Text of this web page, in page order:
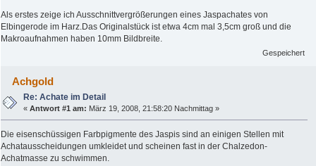
Als erstes zeige ich Ausschnittvergrößerungen eines Jaspachates von
Elbingerode im Harz.Das Originalstück ist etwa 4cm mal 3,5cm groß und die
Makroaufnahmen haben 10mm Bildbreite.
Gespeichert
Achgold
Re: Achate im Detail
«Antwort #1 am: März 19, 2008, 21:58:20 Nachmittag »
Die eisenschüssigen Farbpigmente des Jaspis sind an einigen Stellen mit
Achatausscheidungen umkleidet und scheinen fast in der Chalzedon-
Achatmasse zu schwimmen.